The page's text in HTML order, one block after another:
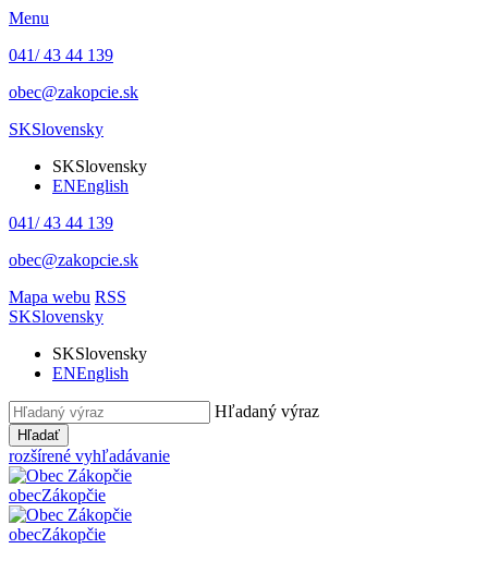
Menu
041/ 43 44 139
obec@zakopcie.sk
SKSlovensky
SKSlovensky
ENEnglish
041/ 43 44 139
obec@zakopcie.sk
Mapa webu RSS
SKSlovensky
SKSlovensky
ENEnglish
Hľadaný výraz
Hľadať
rozšírené vyhľadávanie
obecZákopčie
obecZákopčie